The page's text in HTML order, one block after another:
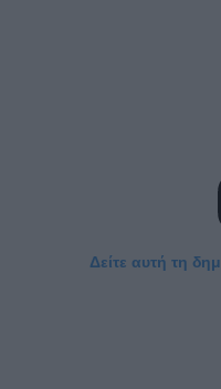
Δείτε αυτή τη